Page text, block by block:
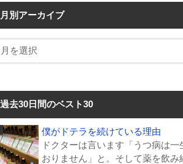
月別アーカイブ
過去30日間のベスト30
僕がドテラを続けている理由
ドクターは言います「うつ病は一
おりません」と。そして薬を飲み